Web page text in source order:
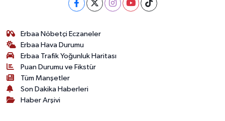
Erbaa Nöbetçi Eczaneler
Erbaa Hava Durumu
Erbaa Trafik Yoğunluk Haritası
Puan Durumu ve Fikstür
Tüm Manşetler
Son Dakika Haberleri
Haber Arşivi